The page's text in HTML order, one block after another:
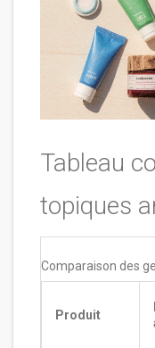
Tableau
topiques
Comparaison des
Produit